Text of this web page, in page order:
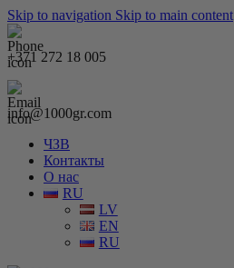
Skip to navigation Skip to main content
+371 272 18 005
info@1000gr.com
ЧЗВ
Контакты
О нас
RU
LV
EN
RU